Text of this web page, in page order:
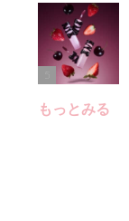
もっとみる